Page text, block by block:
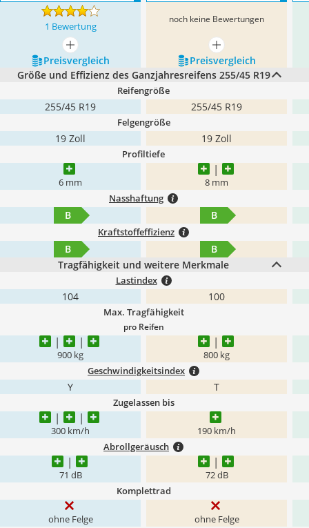
1 Bewertung
noch keine Bewertungen
mehr anzeigen
mehr anzeigen
Preis­vergleich
Preis­vergleich
Größe und Effizienz des Ganzjahresreifens 255/45 R19
Reifengröße
255/45 R19 255/45 R19
Felgengröße
19 Zoll 19 Zoll
Profiltiefe
6 mm 8 mm
Nasshaftung
B B
Kraftstoffeffizienz
B
B
Tragfähigkeit und weitere Merkmale
Lastindex
104 100
Max. Tragfähigkeit
pro Reifen
900 kg 800 kg
Geschwindigkeitsindex
Y T
Zugelassen bis
300 km/h 190 km/h
Abrollgeräusch
71 dB 72 dB
Komplettrad
ohne Felge ohne Felge